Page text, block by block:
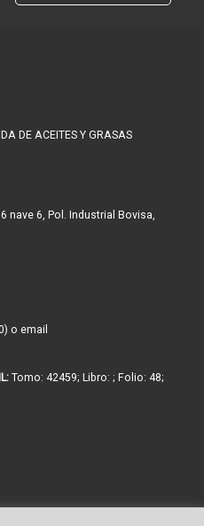
DE ACEITES Y GRASAS
nave 6, Pol. Industrial Bovisa,
o email
Tomo: 42459; Libro: ; Folio: 48;